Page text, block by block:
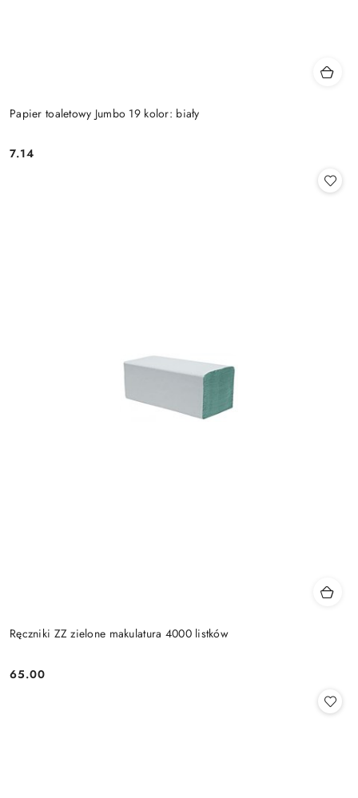
Papier toaletowy Jumbo 19 kolor: biały
Cena:
7.14
Ręczniki ZZ zielone makulatura 4000 listków
Cena:
65.00